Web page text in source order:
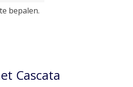
bepalen.
Cascata